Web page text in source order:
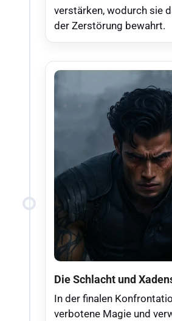
verstärken, wodurch sie
der Zerstörung bewahrt.
Die Schlacht und
In der finalen
verbotene Magie und